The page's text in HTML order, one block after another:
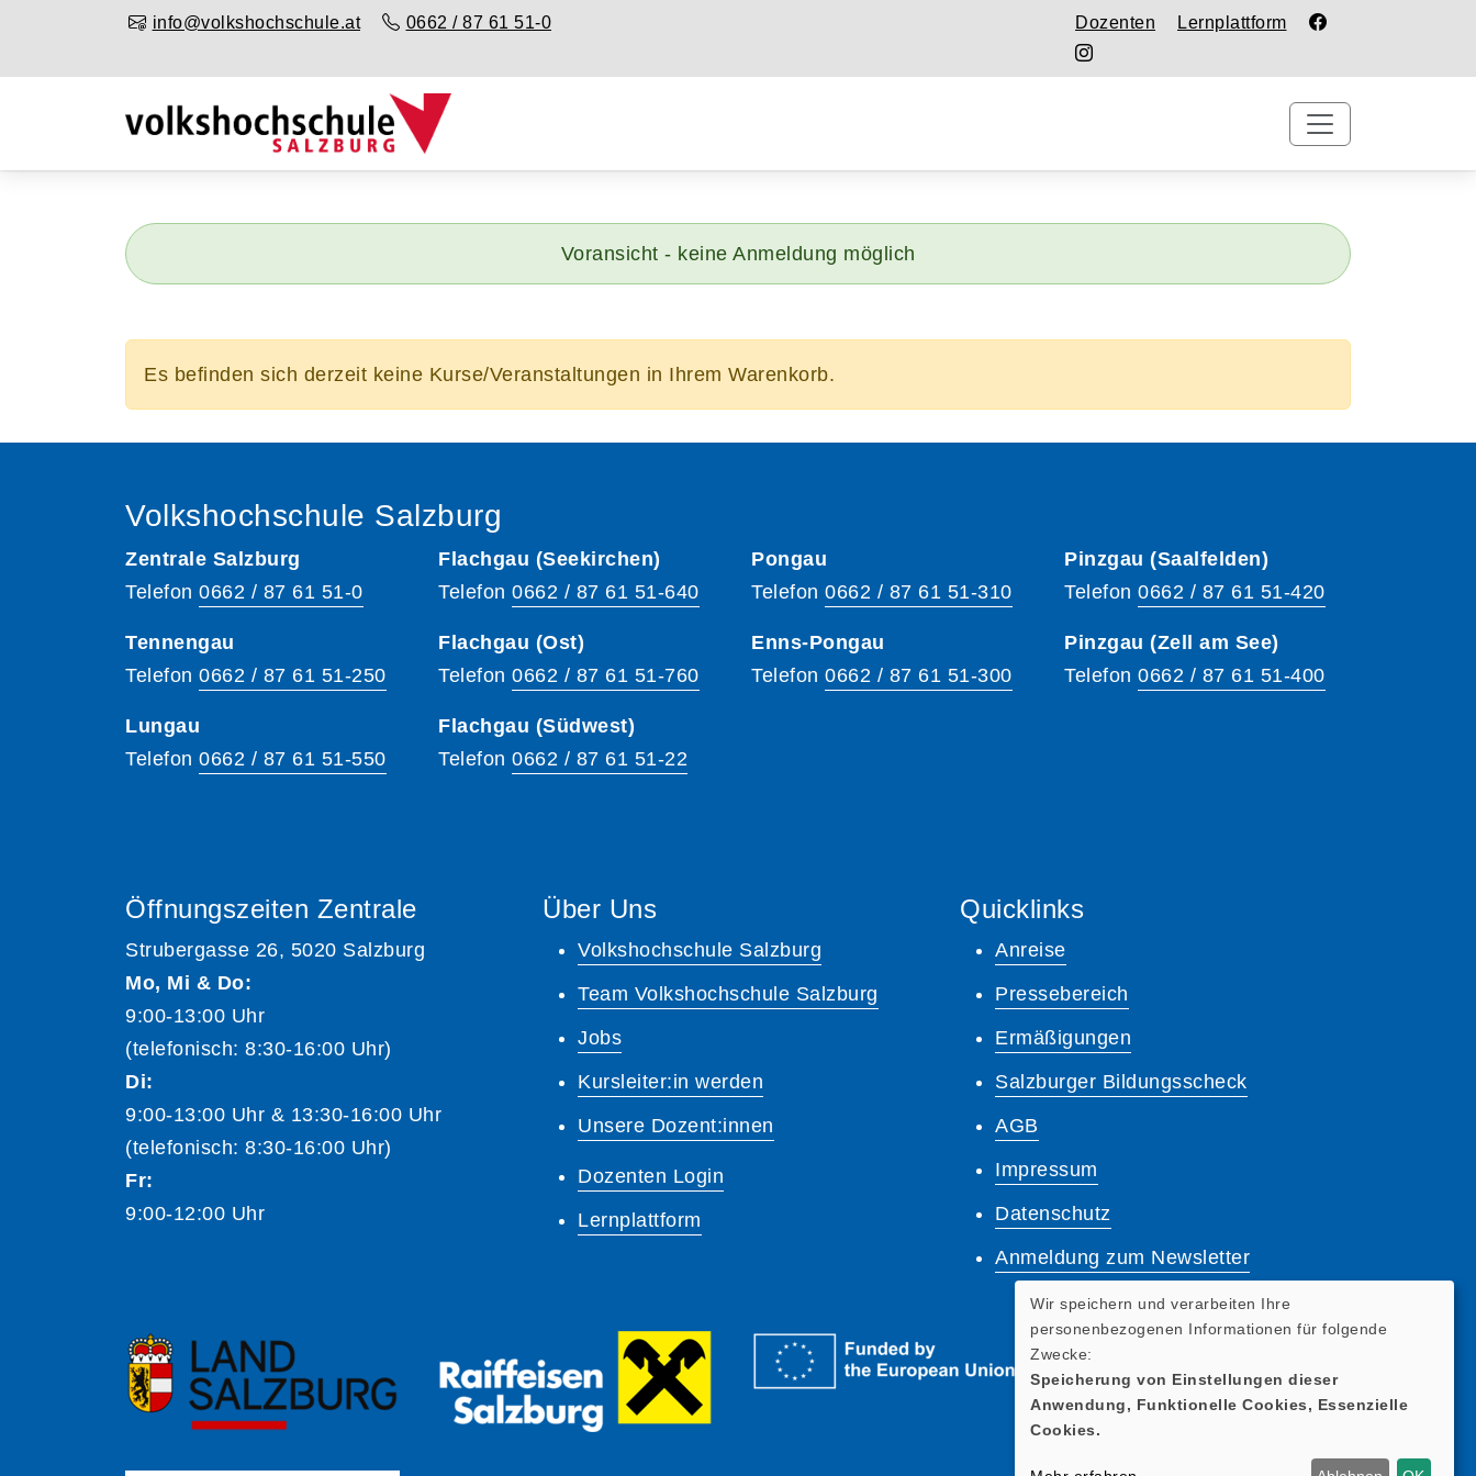
info@volkshochschule.at 0662 / 87 61 51-0 Dozenten Lernplattform
Voransicht - keine Anmeldung möglich
Es befinden sich derzeit keine Kurse/Veranstaltungen in Ihrem Warenkorb.
Volkshochschule Salzburg
Zentrale Salzburg
Telefon 0662 / 87 61 51-0
Tennengau
Telefon 0662 / 87 61 51-250
Lungau
Telefon 0662 / 87 61 51-550
Flachgau (Seekirchen)
Telefon 0662 / 87 61 51-640
Flachgau (Ost)
Telefon 0662 / 87 61 51-760
Flachgau (Südwest)
Telefon 0662 / 87 61 51-22
Pongau
Telefon 0662 / 87 61 51-310
Enns-Pongau
Telefon 0662 / 87 61 51-300
Pinzgau (Saalfelden)
Telefon 0662 / 87 61 51-420
Pinzgau (Zell am See)
Telefon 0662 / 87 61 51-400
Öffnungszeiten Zentrale
Strubergasse 26, 5020 Salzburg
Mo, Mi & Do:
9:00-13:00 Uhr
(telefonisch: 8:30-16:00 Uhr)
Di:
9:00-13:00 Uhr & 13:30-16:00 Uhr
(telefonisch: 8:30-16:00 Uhr)
Fr:
9:00-12:00 Uhr
Über Uns
Volkshochschule Salzburg
Team Volkshochschule Salzburg
Jobs
Kursleiter:in werden
Unsere Dozent:innen
Dozenten Login
Lernplattform
Quicklinks
Anreise
Pressebereich
Ermäßigungen
Salzburger Bildungsscheck
AGB
Impressum
Datenschutz
Anmeldung zum Newsletter
Wir speichern und verarbeiten Ihre
personenbezogenen Informationen für folgende
Zwecke:
Speicherung von Einstellungen dieser
Anwendung, Funktionelle Cookies, Essenzielle
Cookies.